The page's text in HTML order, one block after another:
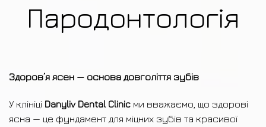
Пародонтологія
Здоров’я ясен — основа довголіття зубів
У клініці Danyliv Dental Clinic ми вважаємо, що здорові
ясна — це фундамент для міцних зубів та красивої